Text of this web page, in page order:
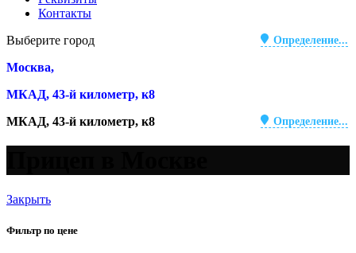
Контакты
Определение...
Выберите город
Москва,
МКАД, 43-й километр, к8
Определение...
МКАД, 43-й километр, к8
Закрыть
Фильтр по цене